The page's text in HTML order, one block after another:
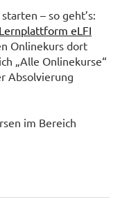
– so geht’s:
Lernplattform eLFI
Onlinekurs dort
„Alle Onlinekurse“
Absolvierung
im Bereich